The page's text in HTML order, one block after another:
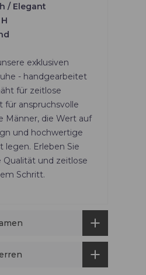
/ Elegant
exklusiven
- handgearbeitet
für zeitlose
für anspruchsvolle
Männer, die Wert auf
und hochwertige
legen. Erleben Sie
Qualität und zeitlose
Schritt.